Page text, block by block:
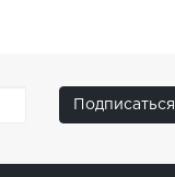
Подписаться